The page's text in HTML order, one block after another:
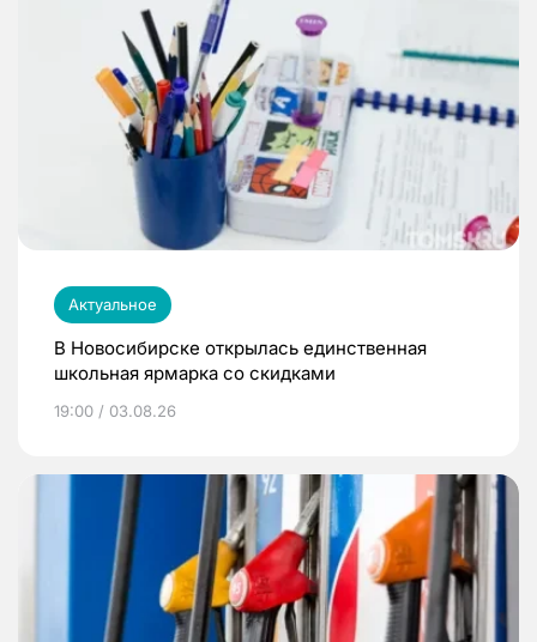
Актуальное
В Новосибирске открылась единственная
школьная ярмарка со скидками
19:00 / 03.08.26